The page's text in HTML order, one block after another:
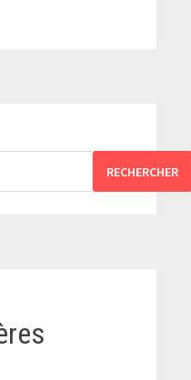
RECHERCHER